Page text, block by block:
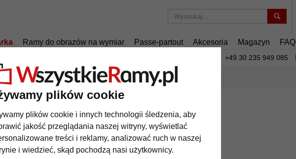
plików cookie
plików cookie i innych technologii śledzenia, aby
jakość przeglądania naszej witryny, wyświetlać
treści i reklamy, analizować ruch w naszej
i wiedzieć, skąd pochodzą nasi użytkownicy.
Ramy do obrazów na wymiar Passe-partout Akcesoria Magazyn FAQ
+49 30 235 949 085
drewniana Maradi na wymiar
drewniana Maradi na wymiar